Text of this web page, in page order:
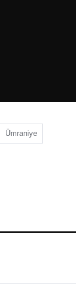
Ümraniye